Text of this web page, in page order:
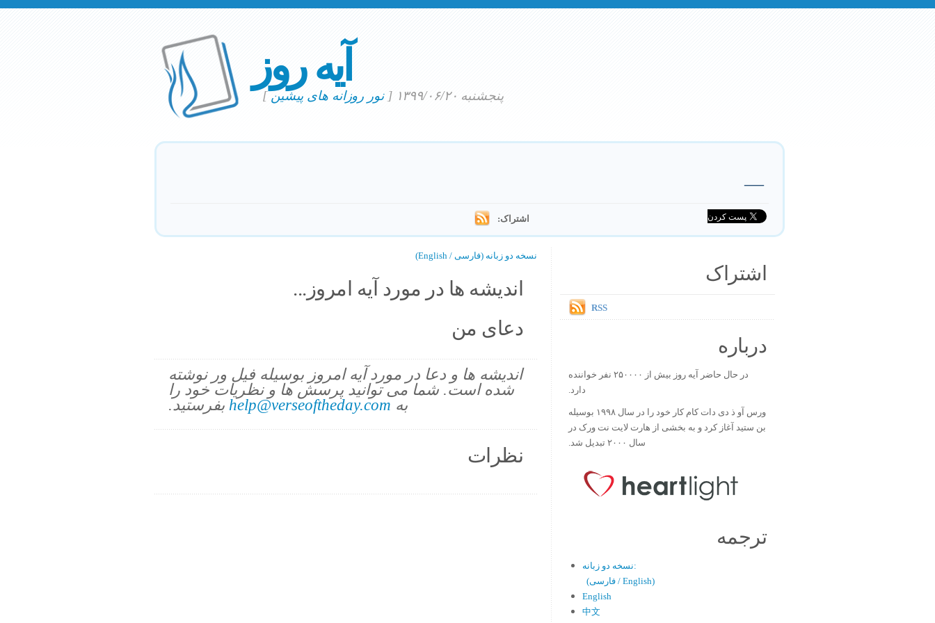
آیه روز
پنجشنبه ۱۳۹۹/۰۶/۲۰ [نور روزانه های پیشین]
—
اشتراک:
نسخه دو زبانه (فارسی / English)
اندیشه ها در مورد آیه امروز...
دعای من
اندیشه ها و دعا در مورد آیه امروز بوسیله فیل ور نوشته
شده است. شما می توانید پرسش ها و نظریات خود را
بهhelp@verseoftheday.com بفرستید.
نظرات
اشتراک
RSS
درباره
در حال حاضر آیه روز بیش از ۲۵۰۰۰۰ نفر خواننده
دارد.
ورس آو ذ دی دات کام کار خود را در سال ۱۹۹۸ بوسیله
بن ستید آغاز کرد و به بخشی از هارت لایت نت ورک در
سال ۲۰۰۰ تبدیل شد.
ترجمه
نسخه دو زبانه:
(فارسی / English)
English
中文